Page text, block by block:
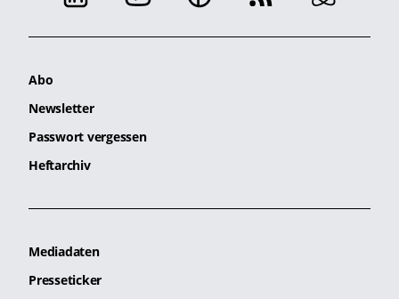
Abo
Newsletter
Passwort vergessen
Heftarchiv
Mediadaten
Presseticker